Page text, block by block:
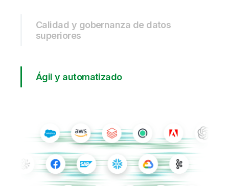
Calidad y gobernanza de datos
superiores
Ágil y automatizado